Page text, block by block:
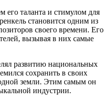
его таланта и стимулом для
становится одним из
своего времени. Его
вызывая в них самые
развитию национальных
сохранить в своих
земли. Этим самым он
индустрии.